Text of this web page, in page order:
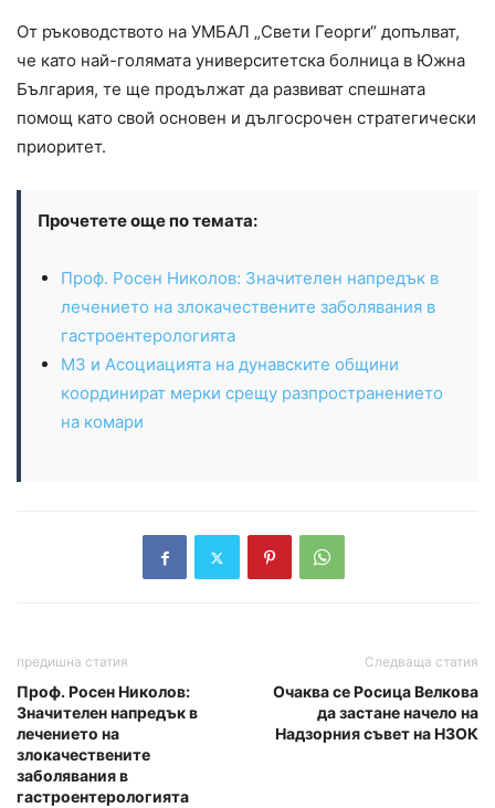
От ръководството на УМБАЛ „Свети Георги“ допълват,
че като най-голямата университетска болница в Южна
България, те ще продължат да развиват спешната
помощ като свой основен и дългосрочен стратегически
приоритет.
Прочетете още по темата:
Проф. Росен Николов: Значителен напредък в
лечението на злокачествените заболявания в
гастроентерологията
МЗ и Асоциацията на дунавските общини
координират мерки срещу разпространението
на комари
предишна статия
Проф. Росен Николов:
Значителен напредък в
лечението на
злокачествените
заболявания в
гастроентерологията
Следваща статия
Очаква се Росица Велкова
да застане начело на
Надзорния съвет на НЗОК